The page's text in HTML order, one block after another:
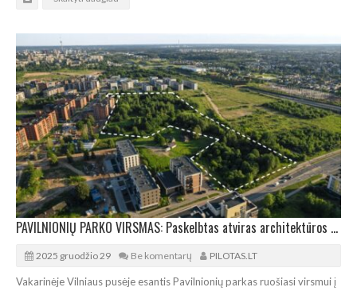
PAVILNIONIŲ PARKO VIRSMAS: Paskelbtas atviras architektūros konkursas
2025 gruodžio 29 Be komentarų PILOTAS.LT
Vakarinėje Vilniaus pusėje esantis Pavilnionių parkas ruošiasi virsmui į